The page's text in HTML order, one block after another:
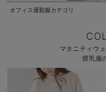
オフィス通勤服カテゴリ
マタニティウ
授乳服